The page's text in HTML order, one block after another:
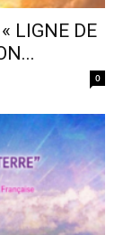
LIGNE DE
0